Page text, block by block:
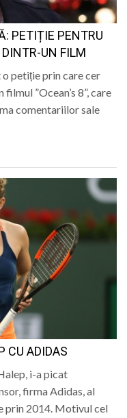
PETIȚIE PENTRU
UN FILM
o petiție prin care cer
”Ocean’s 8”, care
comentariilor sale
CU ADIDAS
i-a picat
firma Adidas, al
prin 2014. Motivul cel